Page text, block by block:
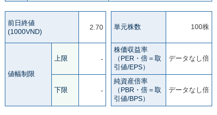
前日終値
(1000VND)
2.70
値幅制限
上限 -
下限 -
単元株数 100株
株価収益率
（PER・倍＝取
引値/EPS）
データなし倍
純資産倍率
（PBR・倍＝取
引値/BPS）
データなし倍